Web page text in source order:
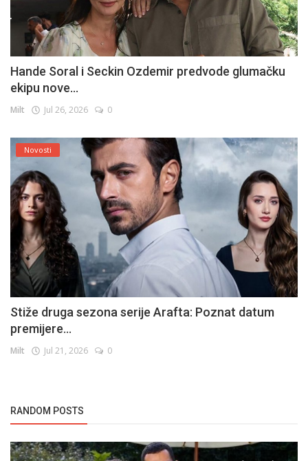
Hande Soral i Seckin Ozdemir predvode glumačku
ekipu nove...
Milt Jul 26, 2026 0
Novosti
Stiže druga sezona serije Arafta: Poznat datum
premijere...
Milt Jul 21, 2026 0
RANDOM POSTS